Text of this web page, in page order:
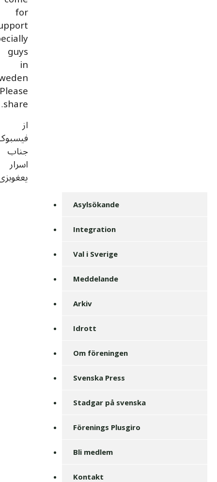
for
guys
in
share…..
از
جناب
اسرار
Asylsökande
Integration
Val i Sverige
Meddelande
Arkiv
Idrott
Om föreningen
Svenska Press
Stadgar på svenska
Förenings Plusgiro
Bli medlem
Kontakt